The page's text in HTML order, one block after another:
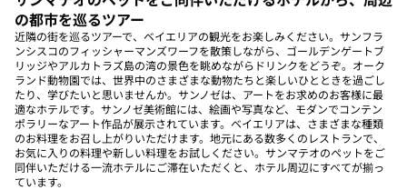
の都市を巡るツアー
近隣の街を巡るツアーで、ベイエリアの観光をお楽しみください。サンフラ
ンシスコのフィッシャーマンズワーフを散策しながら、ゴールデンゲートブ
リッジやアルカトラズ島の湾の景色を眺めながらドリンクをどうぞ。オーク
ランド動物園では、世界中のさまざまな動物たちと楽しいひとときを過ごし
たり、学びたいと思いませんか。サンノゼは、アートをお求めのお客様に最
適なホテルです。サンノゼ美術館には、絵画や写真など、モダンでコンテン
ポラリーなアート作品が展示されています。ベイエリアは、さまざまな種類
のお料理をお召し上がりいただけます。地元にある数多くのレストランで、
お気に入りの料理や新しい料理をお試しください。サンマテオのペットをご
同伴いただける一流ホテルにご滞在いただくと、ホテル周辺にすべてが揃っ
ています。